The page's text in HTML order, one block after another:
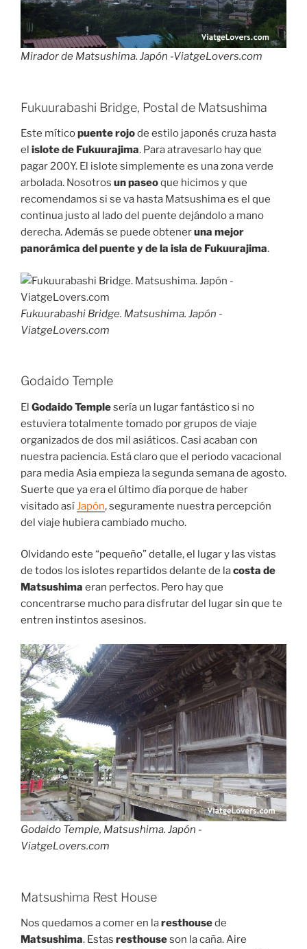
Mirador de Matsushima. Japón -ViatgeLovers.com
Fukuurabashi Bridge, Postal de Matsushima
Este míticopuente rojode estilo japonés cruza hasta
el islote de Fukuurajima. Para atravesarlo hay que
pagar 200Y. El islote simplemente es una zona verde
arbolada. Nosotros un paseoque hicimos y que
recomendamos si se va hasta Matsushima es el que
continua justo al lado del puente dejándolo a mano
derecha. Además se puede obteneruna mejor
panorámica del puente y de la isla de Fukuurajima.
Fukuurabashi Bridge. Matsushima. Japón -
ViatgeLovers.com
Godaido Temple
El Godaido Templesería un lugar fantástico si no
estuviera totalmente tomado por grupos de viaje
organizados de dos mil asiáticos. Casi acaban con
nuestra paciencia. Está claro que el periodo vacacional
para media Asia empieza la segunda semana de agosto.
Suerte que ya era el último día porque de haber
visitado asíJapón, seguramente nuestra percepción
del viaje hubiera cambiado mucho.
Olvidando este “pequeño” detalle, el lugar y las vistas
de todos los islotes repartidos delante de lacosta de
Matsushima eran perfectos. Pero hay que
concentrarse mucho para disfrutar del lugar sin que te
entren instintos asesinos.
Godaido Temple, Matsushima. Japón -
ViatgeLovers.com
Matsushima Rest House
Nos quedamos a comer en laresthousede
Matsushima. Estas resthouseson la caña. Aire